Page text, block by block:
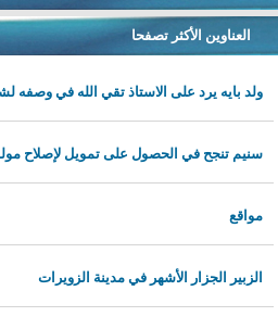
العناوين الأكثر تصفحا
ولد بايه يرد على الاستاذ تقي الله في وصفه
سنيم تنجح في الحصول على تمويل لإصلاح
مواقع
الزبير الجزار الأشهر في مدينة الزويرات